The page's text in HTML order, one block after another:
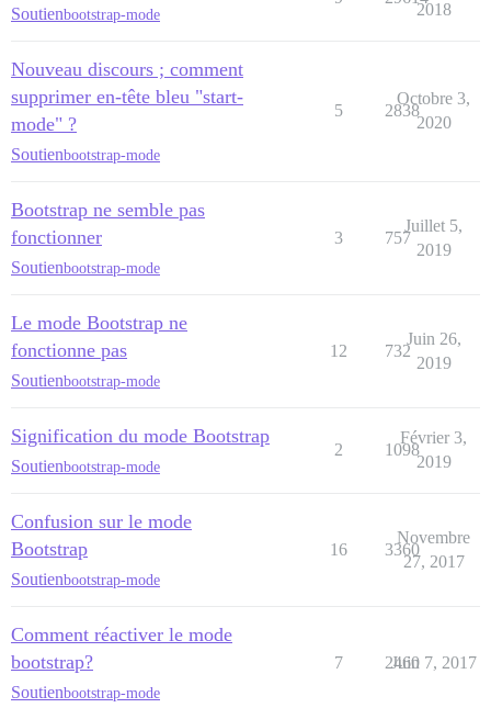
Soutienbootstrap-mode
2018
Nouveau discours ; comment
supprimer en-tête bleu "start-
mode" ?
Soutienbootstrap-mode
5 2838
Octobre 3,
2020
Bootstrap ne semble pas
fonctionner
Soutienbootstrap-mode
3 757
Juillet 5,
2019
Le mode Bootstrap ne
fonctionne pas
Soutienbootstrap-mode
12 732
Juin 26,
2019
Signification du mode Bootstrap
Soutienbootstrap-mode
2 1098
Février 3,
2019
Confusion sur le mode
Bootstrap
Soutienbootstrap-mode
16 3360
Novembre
27, 2017
Comment réactiver le mode
bootstrap?
Soutienbootstrap-mode
7 2460
Juin 7, 2017